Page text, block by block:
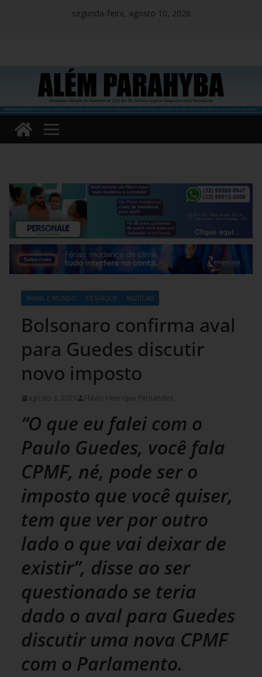
segunda-feira, agosto 10, 2026
BRASIL E MUNDO DESTAQUE NOTÍCIAS
Bolsonaro confirma aval
para Guedes discutir
novo imposto
agosto 3, 2020 Flávio Henrique Fernandes
“O que eu falei com o
Paulo Guedes, você fala
CPMF, né, pode ser o
imposto que você quiser,
tem que ver por outro
lado o que vai deixar de
existir”, disse ao ser
questionado se teria
dado o aval para Guedes
discutir uma nova CPMF
com o Parlamento.